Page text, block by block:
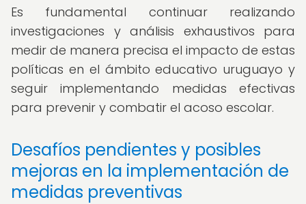
Es fundamental continuar realizando
investigaciones y análisis exhaustivos para
medir de manera precisa el impacto de estas
políticas en el ámbito educativo uruguayo y
seguir implementando medidas efectivas
para prevenir y combatir el acoso escolar.
Desafíos pendientes y posibles
mejoras en la implementación de
medidas preventivas